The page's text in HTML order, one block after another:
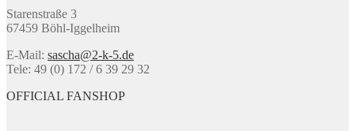
Starenstraße 3
67459 Böhl-Iggelheim
E-Mail: sascha@2-k-5.de
Tele: 49 (0) 172 / 6 39 29 32
OFFICIAL FANSHOP